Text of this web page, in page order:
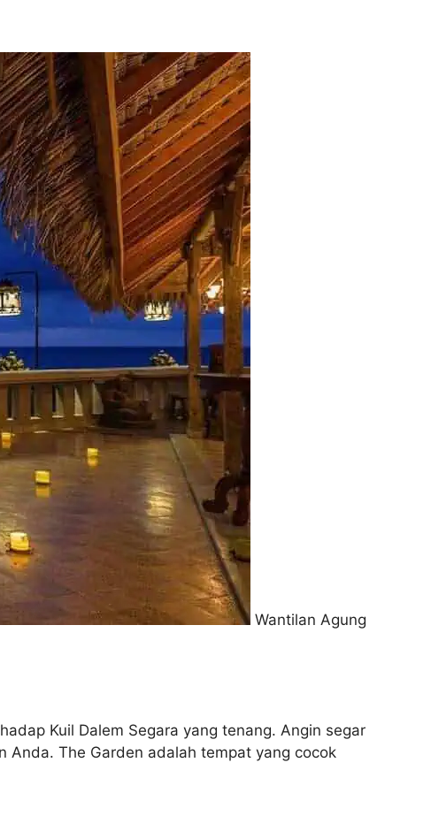
Wantilan Agung
Kuil Dalem Segara yang tenang. Angin segar
Anda. The Garden adalah tempat yang cocok